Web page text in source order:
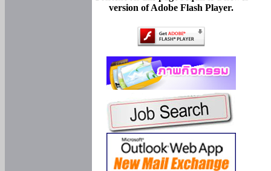
version of Adobe Flash Player.